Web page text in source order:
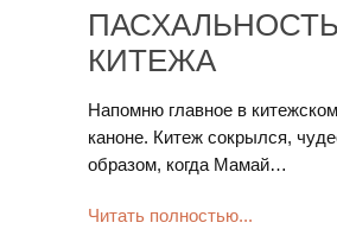
ПАСХАЛЬНОСТЬ
КИТЕЖА
Напомню главное в
каноне. Китеж сокрылся,
образом, когда Мамай…
Читать полностью...